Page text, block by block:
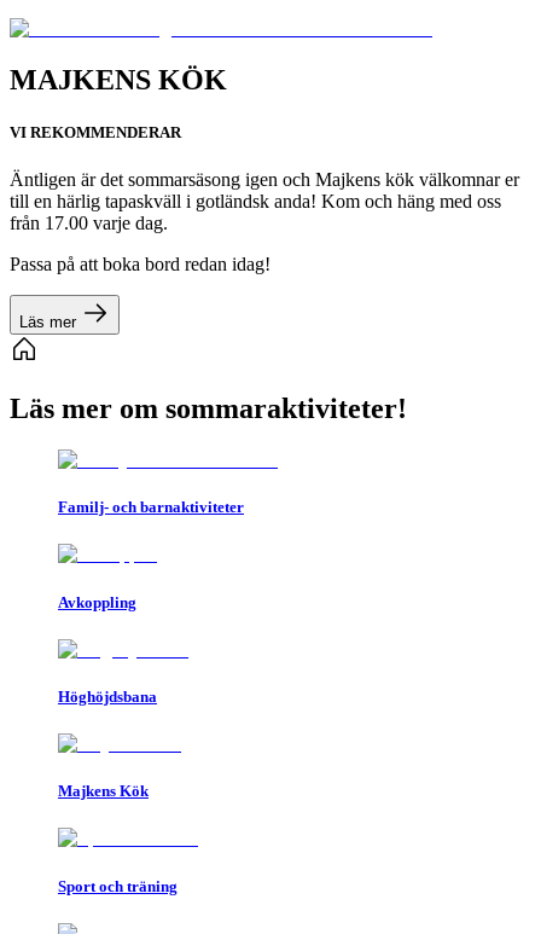
MAJKENS KÖK
VI REKOMMENDERAR
Äntligen är det sommarsäsong igen och Majkens kök välkomnar er
till en härlig tapaskväll i gotländsk anda! Kom och häng med oss
från 17.00 varje dag.
Passa på att boka bord redan idag!
Läs mer
Läs mer om sommaraktiviteter!
Familj- och barnaktiviteter
Avkoppling
Höghöjdsbana
Majkens Kök
Sport och träning